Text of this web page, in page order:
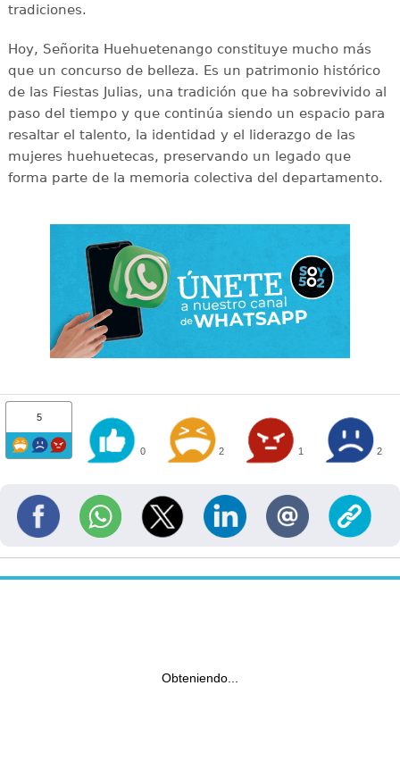
tradiciones.
Hoy, Señorita Huehuetenango constituye mucho más
que un concurso de belleza. Es un patrimonio histórico
de las Fiestas Julias, una tradición que ha sobrevivido al
paso del tiempo y que continúa siendo un espacio para
resaltar el talento, la identidad y el liderazgo de las
mujeres huehuetecas, preservando un legado que
forma parte de la memoria colectiva del departamento.
5
0 2 1 2
Obteniendo...